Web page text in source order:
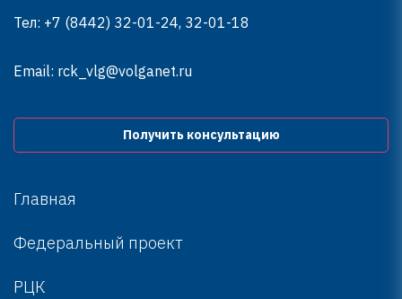
Тел: +7 (8442) 32-01-24, 32-01-18
Email: rck_vlg@volganet.ru
Получить консультацию
Главная
Федеральный проект
РЦК